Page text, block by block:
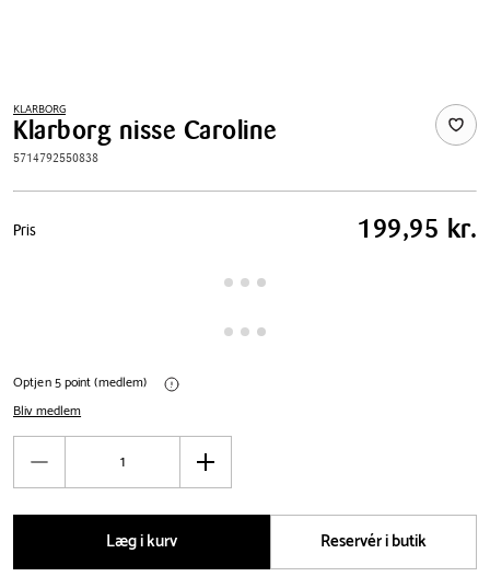
KLARBORG
Klarborg nisse Caroline
5714792550838
Pris
tabel
Pris 199,95 kr.
Optjen 5 point (medlem)
Bliv medlem
Antal
Øg
Læg i kurv
Reservér i butik